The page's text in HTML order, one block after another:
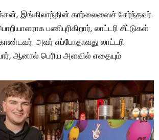
இங்கிலாந்தின் கார்லைஸைச் சேர்ந்தவர்.
பணிபுரிகிறார், லாட்டரி சீட்டுகள்
அவர் எப்போதாவது லாட்டரி
ஆனால் பெரிய அளவில் எதையும்